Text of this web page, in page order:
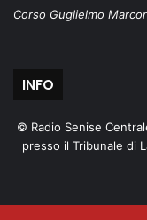
Corso Guglielmo
INFO
© Radio Senise
presso il Tribunale di